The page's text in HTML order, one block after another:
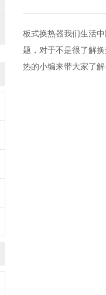
板式换热器我们生活
题，对于不是很了解
热的小编来带大家了